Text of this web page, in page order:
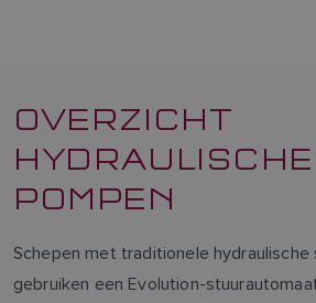
OVERZICHT
HYDRAULISCHE
POMPEN
Schepen met traditionele
gebruiken een Evolution-